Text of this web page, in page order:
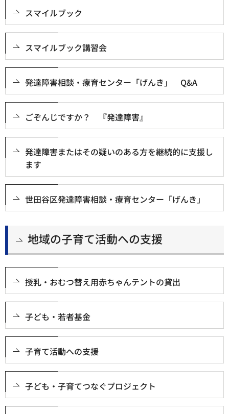
スマイルブック
スマイルブック講習会
発達障害相談・療育センター「げんき」 Q&A
ごぞんじですか？ 『発達障害』
発達障害またはその疑いのある方を継続的に支援し
ます
世田谷区発達障害相談・療育センター「げんき」
地域の子育て活動への支援
授乳・おむつ替え用赤ちゃんテントの貸出
子ども・若者基金
子育て活動への支援
子ども・子育てつなぐプロジェクト